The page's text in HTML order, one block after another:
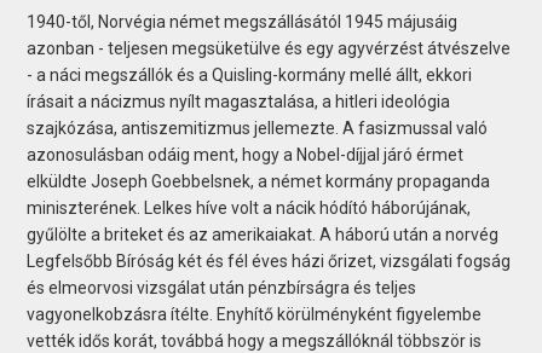
1940-től, Norvégia német megszállásától 1945 májusáig
azonban - teljesen megsüketülve és egy agyvérzést átvészelve
- a náci megszállók és a Quisling-kormány mellé állt, ekkori
írásait a nácizmus nyílt magasztalása, a hitleri ideológia
szajkózása, antiszemitizmus jellemezte. A fasizmussal való
azonosulásban odáig ment, hogy a Nobel-díjjal járó érmet
elküldte Joseph Goebbelsnek, a német kormány propaganda
miniszterének. Lelkes híve volt a nácik hódító háborújának,
gyűlölte a briteket és az amerikaiakat. A háború után a norvég
Legfelsőbb Bíróság két és fél éves házi őrizet, vizsgálati fogság
és elmeorvosi vizsgálat után pénzbírságra és teljes
vagyonelkobzásra ítélte. Enyhítő körülményként figyelembe
vették idős korát, továbbá hogy a megszállóknál többször is